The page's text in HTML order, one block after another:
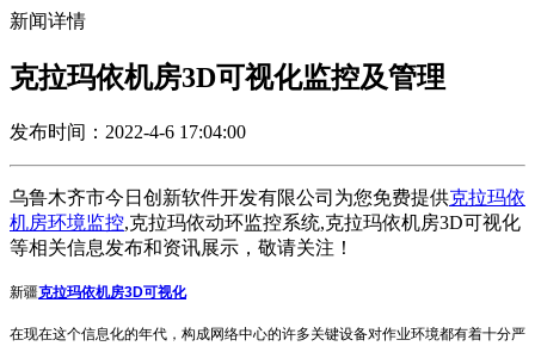
新闻详情
克拉玛依机房3D可视化监控及管理
发布时间：2022-4-6 17:04:00
乌鲁木齐市今日创新软件开发有限公司为您免费提供克拉玛依
机房环境监控,克拉玛依动环监控系统,克拉玛依机房3D可视化
等相关信息发布和资讯展示，敬请关注！
新疆克拉玛依机房3D可视化
在现在这个信息化的年代，构成网络中心的许多关键设备对作业环境都有着十分严